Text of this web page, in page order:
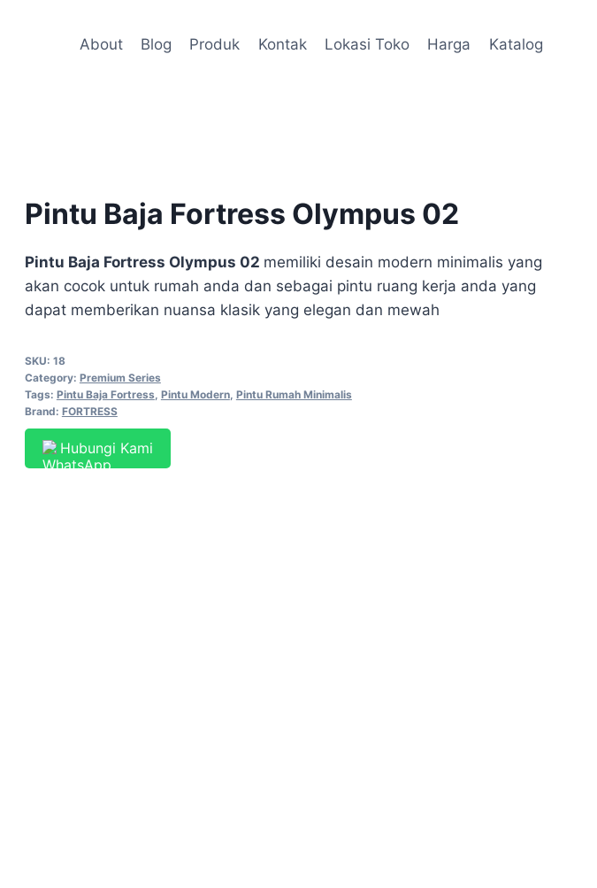
About Blog Produk Kontak Lokasi Toko Harga Katalog
Pintu Baja Fortress Olympus 02
Pintu Baja Fortress Olympus 02 memiliki desain modern minimalis yang
akan cocok untuk rumah anda dan sebagai pintu ruang kerja anda yang
dapat memberikan nuansa klasik yang elegan dan mewah
SKU: 18
Category: Premium Series
Tags: Pintu Baja Fortress, Pintu Modern, Pintu Rumah Minimalis
Brand: FORTRESS
Hubungi Kami